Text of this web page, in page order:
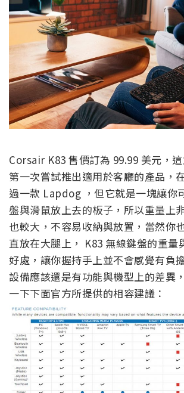
Corsair K83 售價訂為 99.99 美元，
第一次嘗試推出適用於客廳的產品，
過一款 Lapdog ，但它就是一塊讓你
盤與滑鼠放上去的板子，所以重量上
也較大，不容易收納與放置，當然你
直放在大腿上， K83 無線鍵盤的重量
好處，讓你握持手上並不會感覺有負
設備應該還是有功能與機型上的差異
一下下面官方所提供的相容建議：